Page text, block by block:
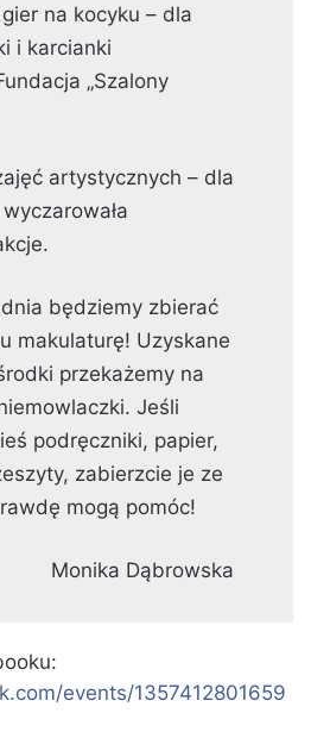
na kocyku – dla
i karcianki
„Szalony
artystycznych – dla
będziemy zbierać
makulaturę! Uzyskane
przekażemy na
Jeśli
podręczniki, papier,
zabierzcie je ze
mogą pomóc!
Monika Dąbrowska
events/1357412801659